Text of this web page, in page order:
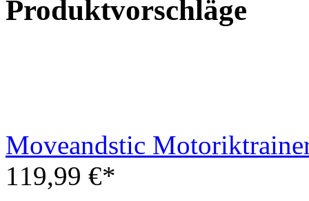
Produktvorschläge
Moveandstic
119,99 €*